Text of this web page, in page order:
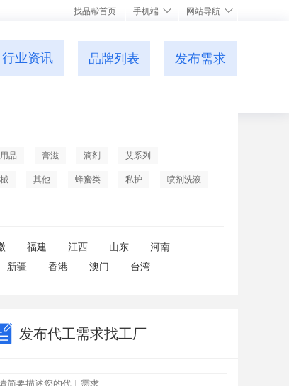
找品帮首页 手机端 网站导航
行业资讯 品牌列表 发布需求
品 膏滋 滴剂 艾系列
其他 蜂蜜类 私护 喷剂洗液
福建 江西 山东
河南
新疆 香港 澳门 台湾
发布代工需求找工厂